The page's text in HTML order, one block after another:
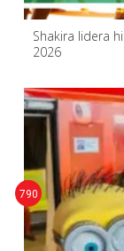
Shakira lidera
2026
790